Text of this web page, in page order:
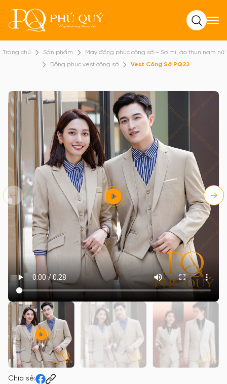
Tìm kiếm
Trang chủ Sản phẩm
May đồng phục công sở – Sơ mi, áo thun nam nữ
Đồng phục vest công sở
Vest Công Sở PQ22
Chia sẻ: